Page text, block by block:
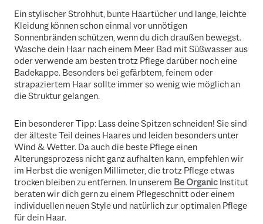
Ein stylischer Strohhut, bunte Haartücher und lange, leichte
Kleidung können schon einmal vor unnötigen
Sonnenbränden schützen, wenn du dich draußen bewegst.
Wasche dein Haar nach einem Meer Bad mit Süßwasser aus
oder verwende am besten trotz Pflege darüber noch eine
Badekappe. Besonders bei gefärbtem, feinem oder
strapaziertem Haar sollte immer so wenig wie möglich an
die Struktur gelangen.
Ein besonderer Tipp: Lass deine Spitzen schneiden! Sie sind
der älteste Teil deines Haares und leiden besonders unter
Wind & Wetter. Da auch die beste Pflege einen
Alterungsprozess nicht ganz aufhalten kann, empfehlen wir
im Herbst die wenigen Millimeter, die trotz Pflege etwas
trocken bleiben zu entfernen. In unserem Be Organic Institut
beraten wir dich gern zu einem Pflegeschnitt oder einem
individuellen neuen Style und natürlich zur optimalen Pflege
für dein Haar.